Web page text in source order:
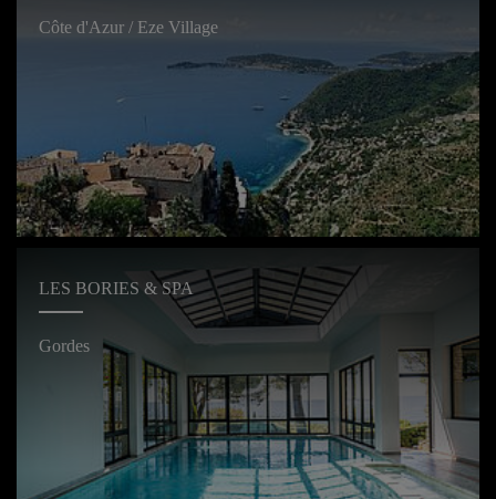
Côte d'Azur / Eze Village
LES BORIES & SPA
Gordes